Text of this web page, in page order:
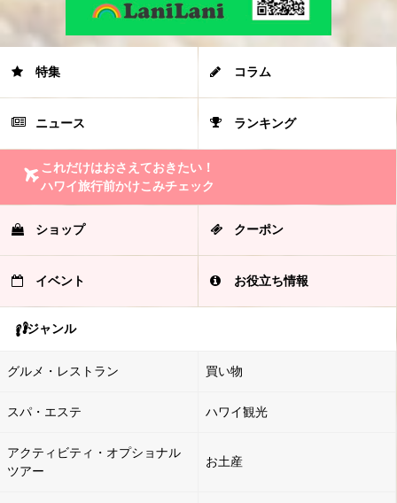
特集 コラム
ニュース ランキング
これだけはおさえておきたい！
ハワイ旅行前かけこみチェック
ショップ クーポン
イベント お役立ち情報
ジャンル
グルメ・レストラン 買い物
スパ・エステ ハワイ観光
アクティビティ・オプショナル
ツアー
お土産